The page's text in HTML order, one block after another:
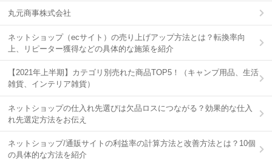
丸元商事株式会社
ネットショップ（ecサイト）の売り上げアップ方法とは？転換率向
上、リピーター獲得などの具体的な施策を紹介
【2021年上半期】カテゴリ別売れた商品TOP5！（キャンプ用品、生活
雑貨、インテリア雑貨）
ネットショップの仕入れ先選びは欠品ロスにつながる？効果的な仕入
れ先選定方法をお伝え
ネットショップ/通販サイトの利益率の計算方法と改善方法とは？10個
の具体的な方法を紹介